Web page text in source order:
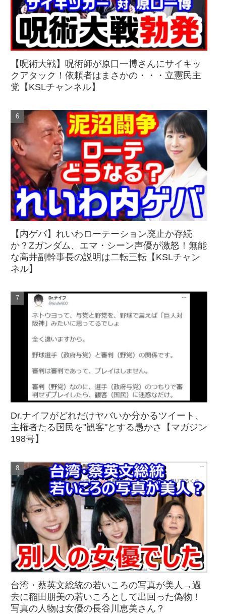
【呪術大戦】呪術師が原口一博さんにサイキッ
クアタック！依頼者はまさかの・・・立憲民主
党【KSLチャンネル】
【内ゲバ】れいわローテーション廃止か存続
か？Zガンダム、エマ・シーン声優が激怒！無能
な高井副幹事長の説明は二転三転【KSLチャン
ネル】
Dr.ナイフがどれだけヤバいか分かるツイート、
主権者たる国民を"観客"とする愚かさ【マガジン
198号】
台湾・蔡英文総統の若いころの写真が美人→過
去に稲田朋美の若いころとして出回った偽物！
写真の人物は女優の長谷川恵美さん？